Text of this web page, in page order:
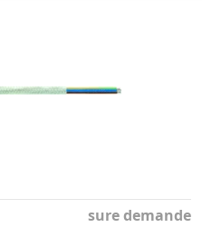
sure demande